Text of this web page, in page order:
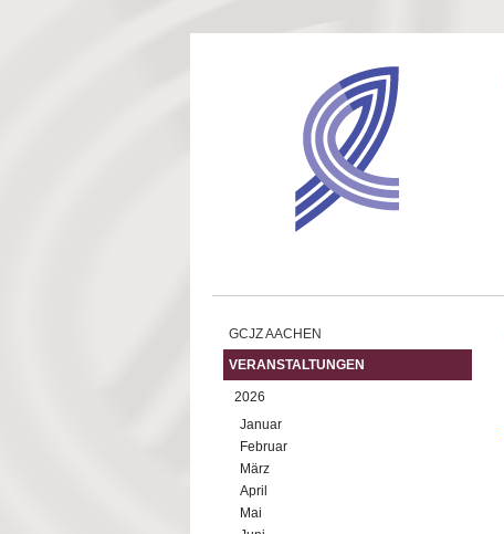
GCJZ AACHEN
VERANSTALTUNGEN
2026
Januar
Februar
März
April
Mai